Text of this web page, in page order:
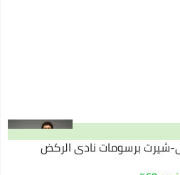
شيرت برسومات نادي الركض